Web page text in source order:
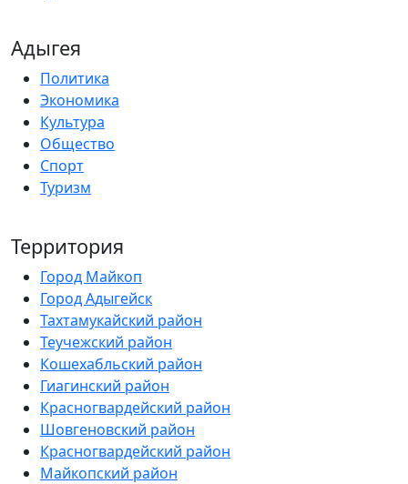
Адыгея
Политика
Экономика
Культура
Общество
Спорт
Туризм
Территория
Город Майкоп
Город Адыгейск
Тахтамукайский район
Теучежский район
Кошехабльский район
Гиагинский район
Красногвардейский район
Шовгеновский район
Красногвардейский район
Майкопский район